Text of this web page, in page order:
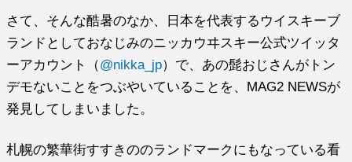
さて、そんな酷暑のなか、日本を代表するウイスキーブ
ランドとしておなじみのニッカウヰスキー公式ツイッタ
ーアカウント（@nikka_jp）で、あの髭おじさんがトン
デモないことをつぶやいていることを、MAG2 NEWSが
発見してしまいました。
札幌の繁華街すすきののランドマークにもなっている看